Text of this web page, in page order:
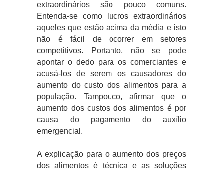
extraordinários são pouco comuns.
Entenda-se como lucros extraordinários
aqueles que estão acima da média e isto
não é fácil de ocorrer em setores
competitivos. Portanto, não se pode
apontar o dedo para os comerciantes e
acusá-los de serem os causadores do
aumento do custo dos alimentos para a
população. Tampouco, afirmar que o
aumento dos custos dos alimentos é por
causa do pagamento do auxílio
emergencial.
A explicação para o aumento dos preços
dos alimentos é técnica e as soluções